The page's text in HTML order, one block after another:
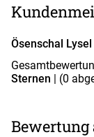
Ösenschal
Sternen | (0
Bewertung